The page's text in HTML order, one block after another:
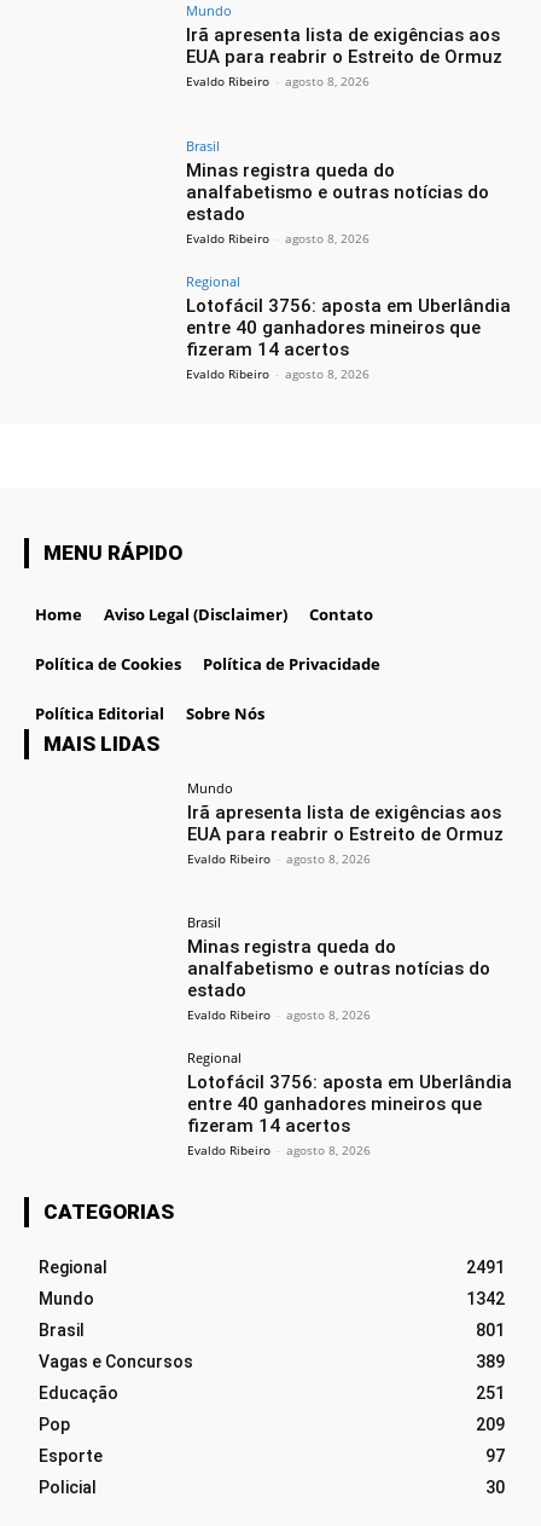
Mundo
Irã apresenta lista de exigências aos
EUA para reabrir o Estreito de Ormuz
Evaldo Ribeiro - agosto 8, 2026
Brasil
Minas registra queda do
analfabetismo e outras notícias do
estado
Evaldo Ribeiro - agosto 8, 2026
Regional
Lotofácil 3756: aposta em Uberlândia
entre 40 ganhadores mineiros que
fizeram 14 acertos
Evaldo Ribeiro - agosto 8, 2026
MENU RÁPIDO
Home Aviso Legal (Disclaimer) Contato
Política de Cookies Política de Privacidade
Política Editorial Sobre Nós
MAIS LIDAS
Mundo
Irã apresenta lista de exigências aos
EUA para reabrir o Estreito de Ormuz
Evaldo Ribeiro - agosto 8, 2026
Brasil
Minas registra queda do
analfabetismo e outras notícias do
estado
Evaldo Ribeiro - agosto 8, 2026
Regional
Lotofácil 3756: aposta em Uberlândia
entre 40 ganhadores mineiros que
fizeram 14 acertos
Evaldo Ribeiro - agosto 8, 2026
CATEGORIAS
Regional
2491
Mundo
1342
Brasil
801
Vagas e Concursos
389
Educação
251
Pop
209
Esporte
97
Policial
30